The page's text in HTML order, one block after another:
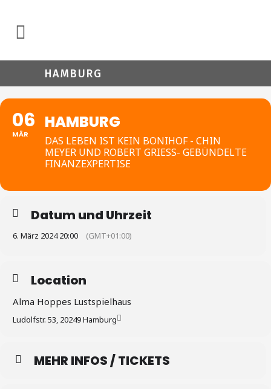
HAMBURG
06
MÄR
HAMBURG
DAS LEBEN IST KEIN BONIHOF - CHIN
MEYER UND ROBERT GRIESS- GEBÜNDELTE
FINANZEXPERTISE
Datum und Uhrzeit
6. März 2024 20:00 (GMT+01:00)
Location
Alma Hoppes Lustspielhaus
Ludolfstr. 53, 20249 Hamburg
MEHR INFOS / TICKETS